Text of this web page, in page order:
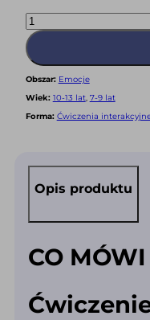
Co
mówi
moje
ciało?
rozpoznawania
emocji
sygnałów
Obszar: Emocje
Wiek: 10-13 lat, 7-9 lat
Forma: Ćwiczenia
Opis produktu
CO